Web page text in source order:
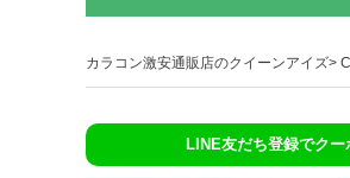
カラコン激安通販店のクイーンアイズ
LINE友だち登録でク